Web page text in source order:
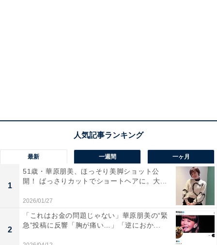
最新 一週間 一ヶ月
1
51歳・華原朋美、ほっそり美脚ショット公
開！ ばっさりカットでショートヘアに。大...
2026/01/27
2
「これはお金の問題じゃない」華原朋美の“緊
急”投稿に反響「胸が痛い…」「逆におか...